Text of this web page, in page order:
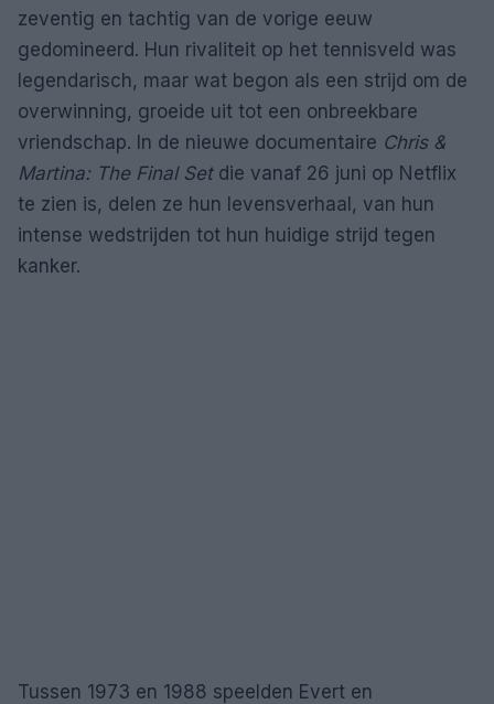
zeventig en tachtig van de vorige eeuw
gedomineerd. Hun rivaliteit op het tennisveld was
legendarisch, maar wat begon als een strijd om de
overwinning, groeide uit tot een onbreekbare
vriendschap. In de nieuwe documentaire Chris &
Martina: The Final Setdie vanaf 26 juni op Netflix
te zien is, delen ze hun levensverhaal, van hun
intense wedstrijden tot hun huidige strijd tegen
kanker.
Tussen 1973 en 1988 speelden Evert en